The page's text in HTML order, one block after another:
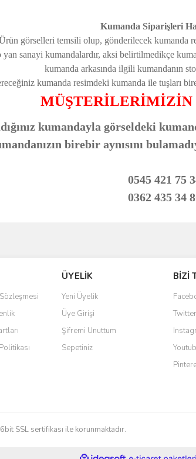
Kumanda Siparişleri
görselleri temsili olup, gönderilecek kumanda
sanayi kumandalardır, aksi belirtilmedikçe
kumanda arkasında ilgili kumandanın
kumanda resimdeki kumanda ile tuşları
MÜŞTERİLERİMİZİN
kumandayla görseldeki
birebir aynısını
0545 421 75
0362 435 34
ÜYELİK
Yeni Üyelik
Üye Girişi
Şifremi Unuttum
Sepetiniz
BİZİ
Twitter
SSL sertifikası ile korunmaktadır.